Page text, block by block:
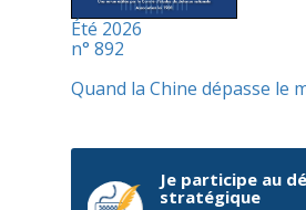
Été 2026
n° 892
Quand la Chine dépasse le
Je participe au
stratégique